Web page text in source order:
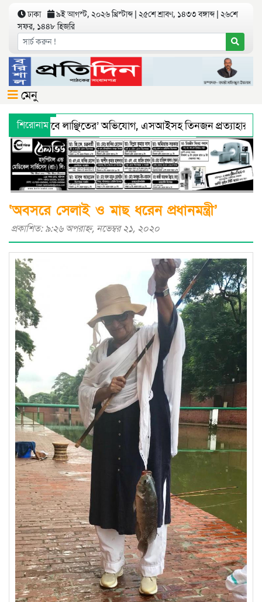
ঢাকা
৯ই আগস্ট, ২০২৬ খ্রিস্টাব্দ | ২৫শে শ্রাবণ, ১৪৩৩ বঙ্গাব্দ | ২৬শে
সফর, ১৪৪৮ হিজরি
মেনু
শিরোনাম লাঞ্ছিতের’ অভিযোগ, এসআইসহ তিনজন প্রত্যাহার
মহাপরিচালকের হুশিয়ারী
বরিশালে শ্রমিকদের
‘অবসরে সেলাই ও মাছ ধরেন প্রধানমন্ত্রী’
প্রকাশিত: ৯:২৬ অপরাহ্ণ, নভেম্বর ২১, ২০২০